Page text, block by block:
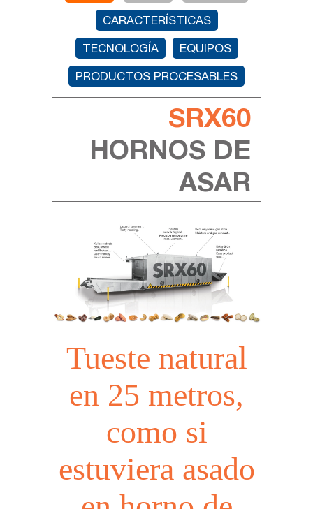
CARACTERÍSTICAS
TECNOLOGÍA
EQUIPOS
PRODUCTOS PROCESABLES
SRX60
HORNOS DE
ASAR
Tueste natural
en 25 metros,
como si
estuviera asado